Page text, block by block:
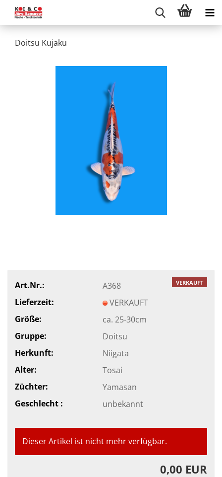
Doitsu Kujaku
VERKAUFT
Art.Nr.:
A368
Lieferzeit:
VERKAUFT
Größe:
ca. 25-30cm
Gruppe:
Doitsu
Herkunft:
Niigata
Alter:
Tosai
Züchter:
Yamasan
Geschlecht :
unbekannt
Dieser Artikel ist nicht mehr verfügbar.
0,00 EUR